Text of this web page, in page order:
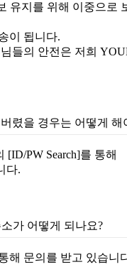
유지를 위해 이중으로
이 됩니다.
들의 안전은 저희
렸을 경우는 어떻게 해
PW Search]를 통해
다.
가 어떻게 되나요?
해 문의를 받고 있습니